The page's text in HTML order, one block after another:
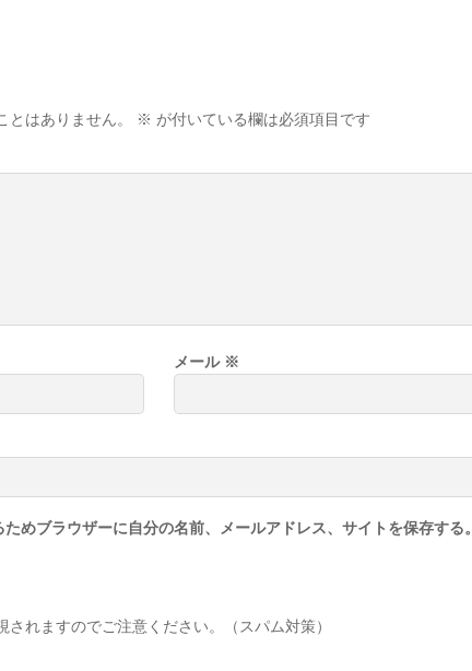
とはありません。 ※ が付いている欄は必須項目です
メール ※
めブラウザーに自分の名前、メールアドレス、サイトを保存する。
されますのでご注意ください。（スパム対策）